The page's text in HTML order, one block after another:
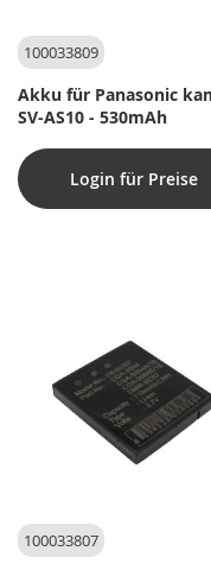
100033809
Akku für Panasonic
SV-AS10 - 530mAh
Login für Preise
100033807